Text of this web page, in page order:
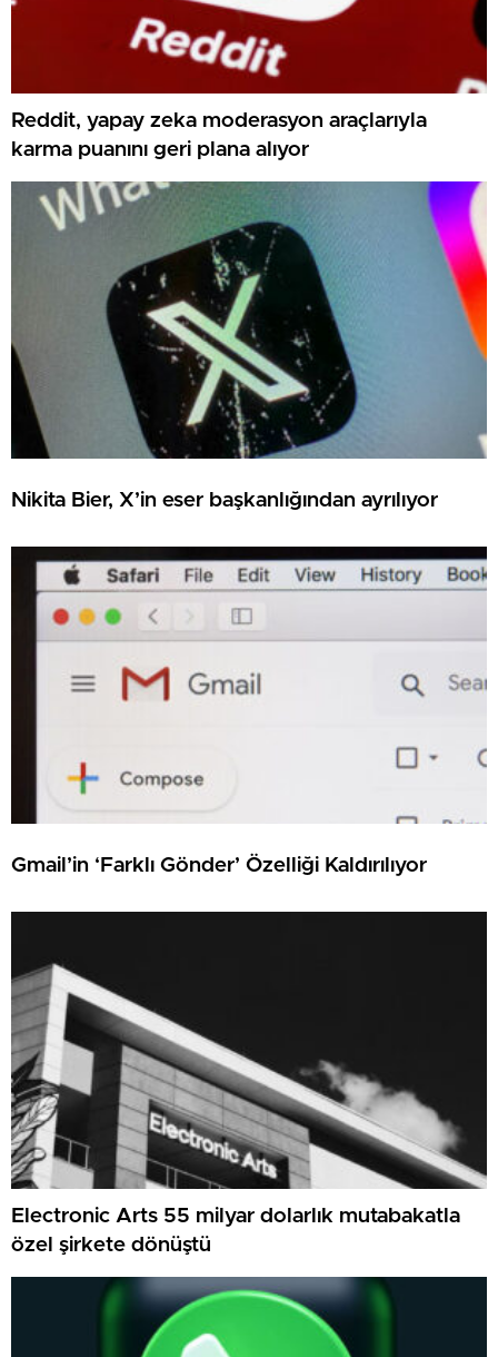
Reddit, yapay zeka moderasyon araçlarıyla
karma puanını geri plana alıyor
Nikita Bier, X’in eser başkanlığından ayrılıyor
Gmail’in ‘Farklı Gönder’ Özelliği Kaldırılıyor
Electronic Arts 55 milyar dolarlık mutabakatla
özel şirkete dönüştü